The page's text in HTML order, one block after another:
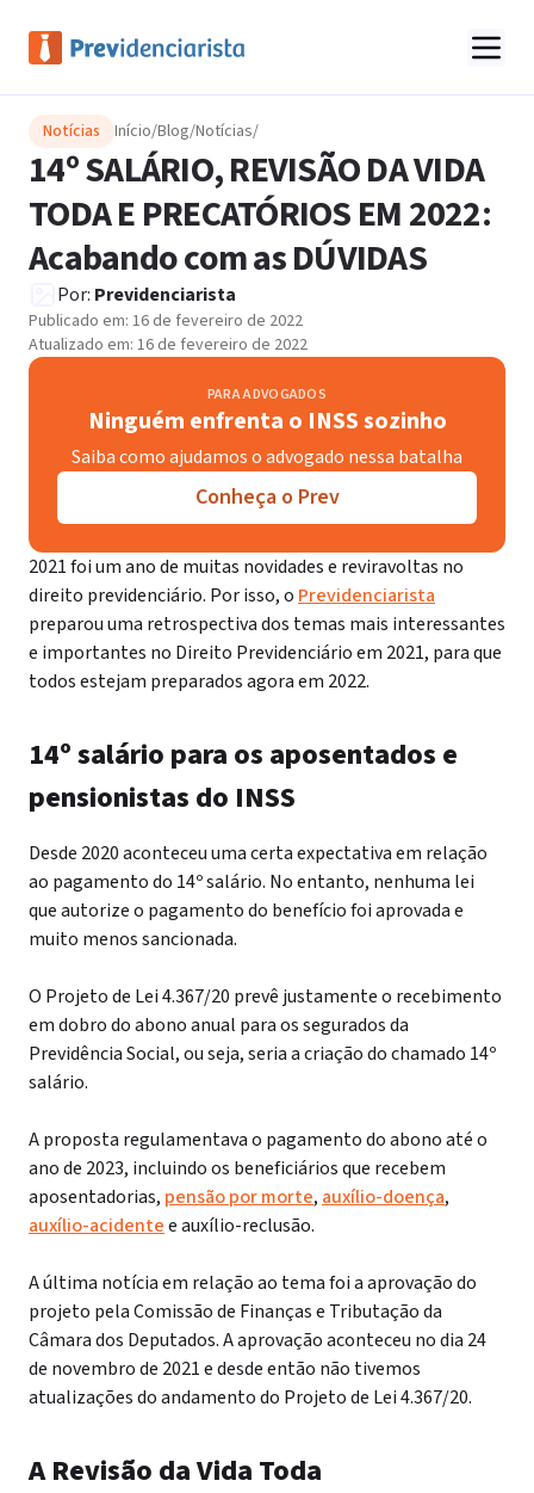
Notícias Início/Blog/Notícias/
14º SALÁRIO, REVISÃO DA VIDA
TODA E PRECATÓRIOS EM 2022:
Acabando com as DÚVIDAS
Por: Previdenciarista
Publicado em: 16 de fevereiro de 2022
Atualizado em: 16 de fevereiro de 2022
PARA ADVOGADOS
Ninguém enfrenta o INSS sozinho
Saiba como ajudamos o advogado nessa batalha
Conheça o Prev
2021 foi um ano de muitas novidades e reviravoltas no
direito previdenciário. Por isso, o Previdenciarista
preparou uma retrospectiva dos temas mais interessantes
e importantes no Direito Previdenciário em 2021, para que
todos estejam preparados agora em 2022.
14º salário para os aposentados e
pensionistas do INSS
Desde 2020 aconteceu uma certa expectativa em relação
ao pagamento do 14º salário. No entanto, nenhuma lei
que autorize o pagamento do benefício foi aprovada e
muito menos sancionada.
O Projeto de Lei 4.367/20 prevê justamente o recebimento
em dobro do abono anual para os segurados da
Previdência Social, ou seja, seria a criação do chamado 14º
salário.
A proposta regulamentava o pagamento do abono até o
ano de 2023, incluindo os beneficiários que recebem
aposentadorias, pensão por morte, auxílio-doença,
auxílio-acidentee auxílio-reclusão.
A última notícia em relação ao tema foi a aprovação do
projeto pela Comissão de Finanças e Tributação da
Câmara dos Deputados. A aprovação aconteceu no dia 24
de novembro de 2021 e desde então não tivemos
atualizações do andamento do Projeto de Lei 4.367/20.
A Revisão da Vida Toda